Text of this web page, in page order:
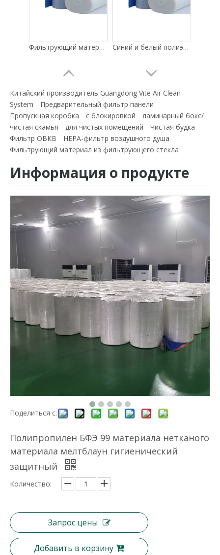
Фильтрующий материал синий моющийся предварительный фильтр грубой фильтрации Синий и белый полиэфирный фильтрующий материал/фильтрующий материал предварительной эффективности
Рулон волоконного фильтрующего материала для гофрированного фильтра с сеткой Merv 13~14 Эффективность Предварительный воздушный фильтр из нейлоновой сетки Gn
Моющийся материал для воздушного фильтра из синтетического волокна
Китайский производитель Guangdong Vite Air Clean
System
Предварительный фильтр панели
Пропускная коробка
с блокировкой
ламинарный бокс/
чистая скамья
для чистых помещений
Чистая будка
Фильтр ОВКВ
HEPA-фильтр воздушного душа
Фильтрующий материал из фильтрующего стекла
Информация о продукте
Поделиться с:
Полипропилен БФЭ 99 материала нетканого
материала мелтблаун гигиенический
защитный
Количество:
Запрос цены
Добавить в корзину